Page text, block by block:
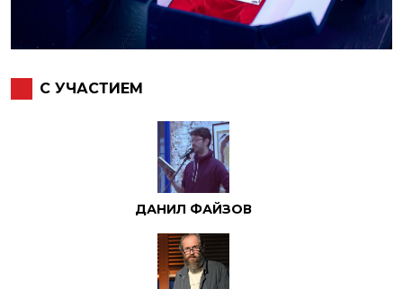
С УЧАСТИЕМ
ДАНИЛ ФАЙЗОВ